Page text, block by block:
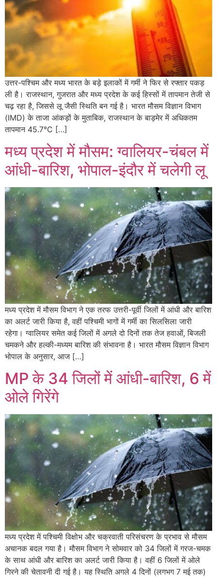
उत्तर-पश्चिम और मध्य भारत के बड़े इलाकों में गर्मी ने फिर से रफ्तार पकड़
ली है। राजस्थान, गुजरात और मध्य प्रदेश के कई हिस्सों में तापमान तेजी से
चढ़ रहा है, जिससे लू जैसी स्थिति बन गई है। भारत मौसम विज्ञान विभाग
(IMD) के ताजा आंकड़ों के मुताबिक, राजस्थान के बाड़मेर में अधिकतम
तापमान 45.7°C […]
मध्य प्रदेश में मौसम: ग्वालियर-चंबल में
आंधी-बारिश, भोपाल-इंदौर में चलेगी लू
मध्य प्रदेश में मौसम विभाग ने एक तरफ उत्तरी-पूर्वी जिलों में आंधी और बारिश
का अलर्ट जारी किया है, वहीं पश्चिमी भागों में गर्मी का सिलसिला जारी
रहेगा। ग्वालियर समेत कई जिलों में अगले दो दिनों तक तेज हवाओं, बिजली
चमकने और हल्की-मध्यम बारिश की संभावना है। भारत मौसम विज्ञान विभाग
भोपाल के अनुसार, आज […]
MP के 34 जिलों में आंधी-बारिश, 6 में
ओले गिरेंगे
मध्य प्रदेश में पश्चिमी विक्षोभ और चक्रवाती परिसंचरण के प्रभाव से मौसम
अचानक बदल गया है। मौसम विभाग ने सोमवार को 34 जिलों में गरज-चमक
के साथ आंधी और बारिश का अलर्ट जारी किया है। वहीं 6 जिलों में ओले
गिरने की चेतावनी दी गई है। यह स्थिति अगले 4 दिनों (लगभग 7 मई तक)